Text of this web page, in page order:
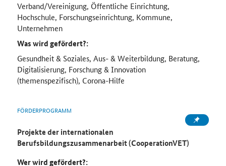
Verband/Vereinigung, Öffentliche Einrichtung,
Hochschule, Forschungseinrichtung, Kommune,
Unternehmen
Was wird gefördert?:
Gesundheit & Soziales, Aus- & Weiterbildung, Beratung,
Digitalisierung, Forschung & Innovation
(themenspezifisch), Corona-Hilfe
FÖRDERPROGRAMM
Projekte der internationalen
Berufsbildungszusammenarbeit (CooperationVET)
Wer wird gefördert?: